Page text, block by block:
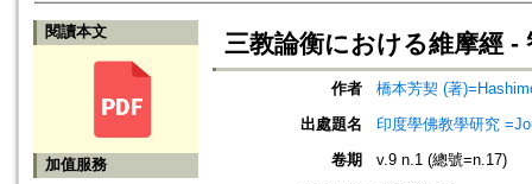
閱讀本文
加值服務
三教論衡における維摩經 -
作者
橋本芳契 (著
出處題名
印度學佛教學研究
卷期
v.9 n.1 (總號=n.17)